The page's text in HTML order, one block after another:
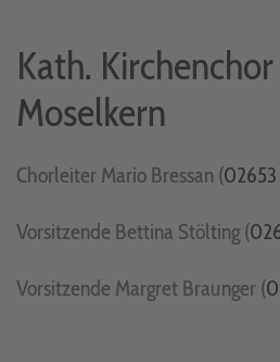
Kath.
Moselkern
Chorleiter Mario Bressan (
Vorsitzende Bettina Stölting (
Vorsitzende Margret Braunger (